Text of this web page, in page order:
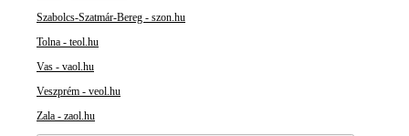
Szabolcs-Szatmár-Bereg - szon.hu
Tolna - teol.hu
Vas - vaol.hu
Veszprém - veol.hu
Zala - zaol.hu